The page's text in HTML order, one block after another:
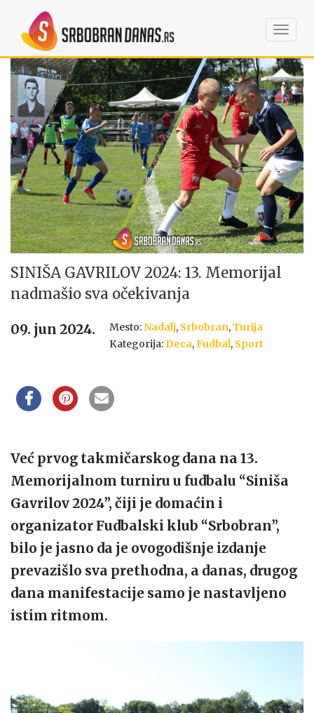
SINIŠA GAVRILOV 2024: 13. Memorijal
nadmašio sva očekivanja
09. jun 2024. Mesto:Nadalj, Srbobran,Turija
Kategorija: Deca,Fudbal, Sport
Već prvog takmičarskog dana na 13.
Memorijalnom turniru u fudbalu “Siniša
Gavrilov 2024”, čiji je domaćin i
organizator Fudbalski klub “Srbobran”,
bilo je jasno da je ovogodišnje izdanje
prevazišlo sva prethodna, a danas, drugog
dana manifestacije samo je nastavljeno
istim ritmom.